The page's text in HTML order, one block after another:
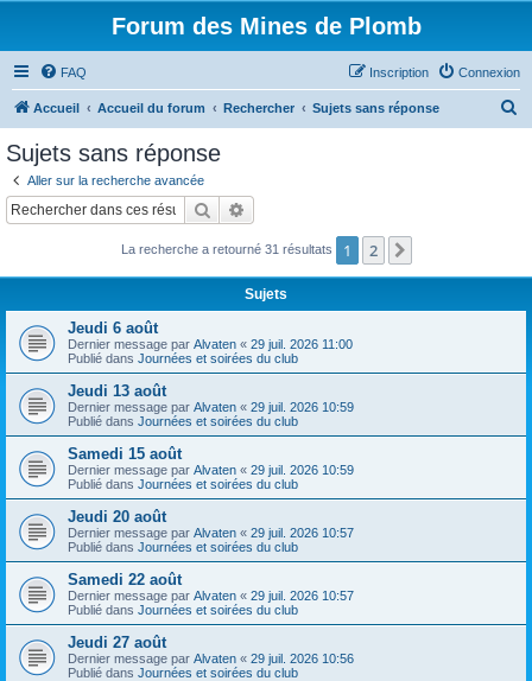
Forum des Mines de Plomb
FAQ Connexion
Inscription
Accueil Accueil du forum Rechercher Sujets sans réponse
c
Sujets sans réponse
Aller sur la recherche avancée
Rechercher
La recherche a retourné 31 résultats 1 2
Sujets
Jeudi 6 août
Dernier message par Alvaten « 29 juil. 2026 11:00
Publié dans Journées et soirées du club
Jeudi 13 août
Dernier message par Alvaten « 29 juil. 2026 10:59
Publié dans Journées et soirées du club
Samedi 15 août
Dernier message par Alvaten « 29 juil. 2026 10:59
Publié dans Journées et soirées du club
Jeudi 20 août
Dernier message par Alvaten « 29 juil. 2026 10:57
Publié dans Journées et soirées du club
Samedi 22 août
Dernier message par Alvaten « 29 juil. 2026 10:57
Publié dans Journées et soirées du club
Jeudi 27 août
Dernier message par Alvaten « 29 juil. 2026 10:56
Publié dans Journées et soirées du club